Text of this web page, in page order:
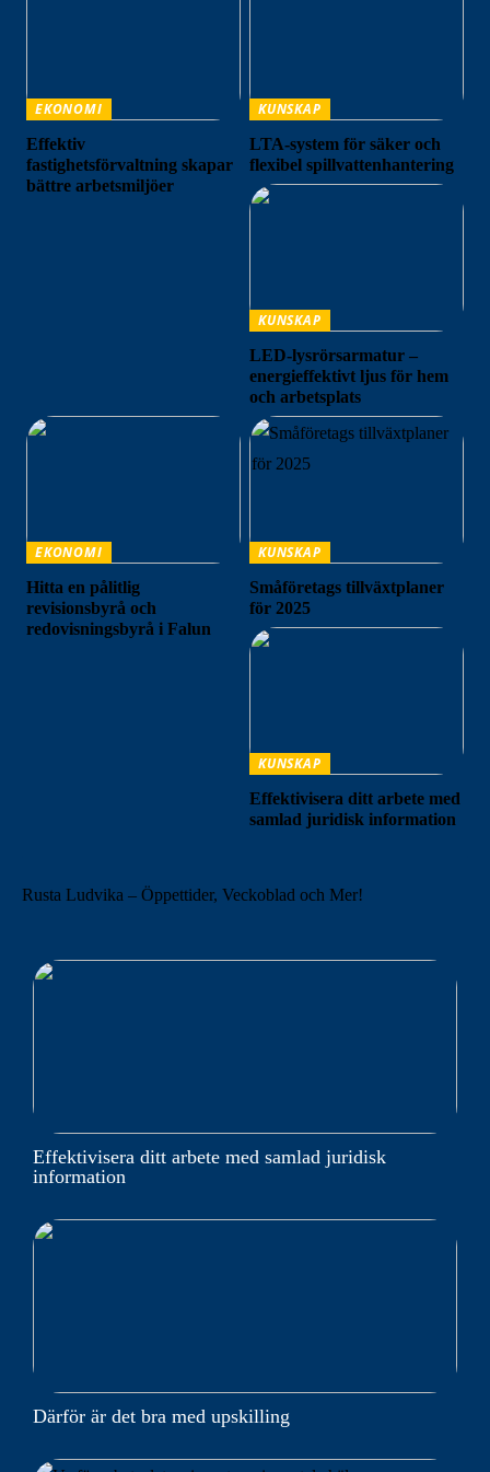
EKONOMI
Effektiv
fastighetsförvaltning skapar
bättre arbetsmiljöer
KUNSKAP
LTA-system för säker och
flexibel spillvattenhantering
KUNSKAP
LED-lysrörsarmatur –
energieffektivt ljus för hem
och arbetsplats
EKONOMI
Hitta en pålitlig
revisionsbyrå och
redovisningsbyrå i Falun
KUNSKAP
Småföretags tillväxtplaner
för 2025
KUNSKAP
Effektivisera ditt arbete med
samlad juridisk information
Rusta Ludvika – Öppettider, Veckoblad och Mer!
Effektivisera ditt arbete med samlad juridisk
information
Därför är det bra med upskilling